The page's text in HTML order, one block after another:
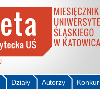
Autorzy
Działy